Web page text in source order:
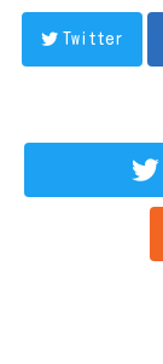
Twitter